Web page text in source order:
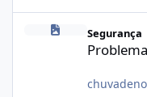
Segurança